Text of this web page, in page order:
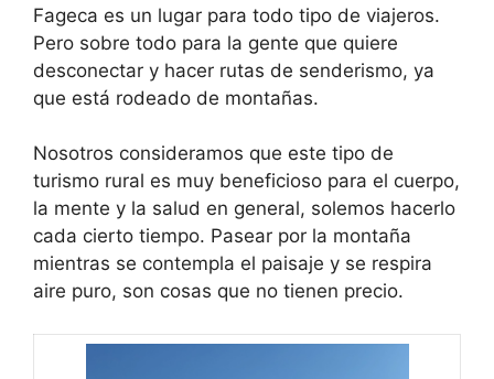
Fageca es un lugar para todo tipo de viajeros.
Pero sobre todo para la gente que quiere
desconectar y hacer rutas de senderismo, ya
que está rodeado de montañas.
Nosotros consideramos que este tipo de
turismo rural es muy beneficioso para el cuerpo,
la mente y la salud en general, solemos hacerlo
cada cierto tiempo. Pasear por la montaña
mientras se contempla el paisaje y se respira
aire puro, son cosas que no tienen precio.